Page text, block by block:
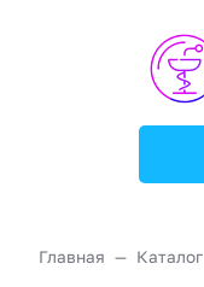
Главная Каталог